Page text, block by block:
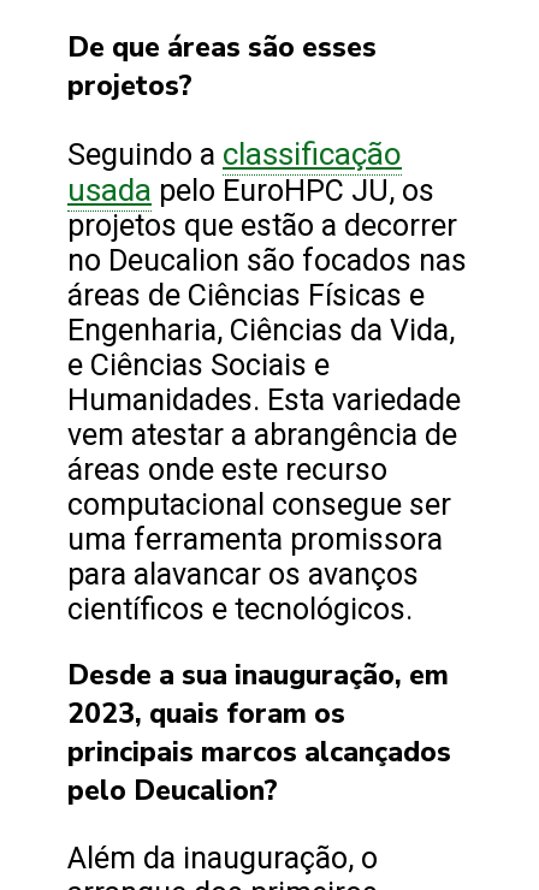
De que áreas são esses
projetos?
Seguindo a classificação
usada pelo EuroHPC JU, os
projetos que estão a decorrer
no Deucalion são focados nas
áreas de Ciências Físicas e
Engenharia, Ciências da Vida,
e Ciências Sociais e
Humanidades. Esta variedade
vem atestar a abrangência de
áreas onde este recurso
computacional consegue ser
uma ferramenta promissora
para alavancar os avanços
científicos e tecnológicos.
Desde a sua inauguração, em
2023, quais foram os
principais marcos alcançados
pelo Deucalion?
Além da inauguração, o